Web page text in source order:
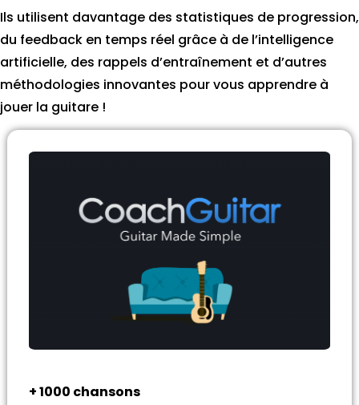
Ils utilisent davantage des statistiques de progression,
du feedback en temps réel grâce à de l’intelligence
artificielle, des rappels d’entraînement et d’autres
méthodologies innovantes pour vous apprendre à
jouer la guitare !
+ 1000 chansons